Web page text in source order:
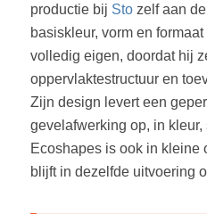
productie bij Stozelf aan
basiskleur, vorm en
volledig eigen, doordat hij
oppervlaktestructuur en
Zijn design levert een
gevelafwerking op, in kleur,
Ecoshapes is ook in kleine
blijft in dezelfde uitvoering